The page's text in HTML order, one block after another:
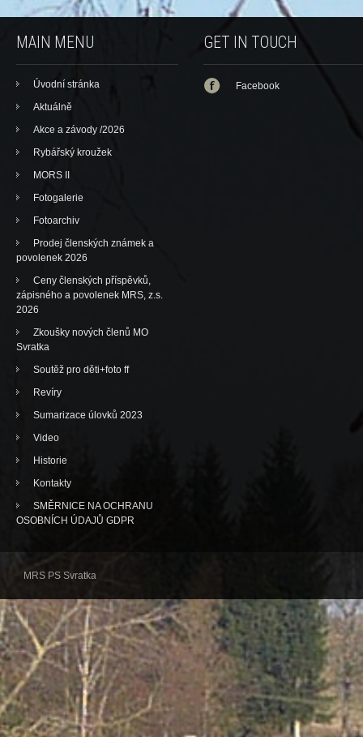
MAIN MENU
Úvodní stránka
Aktuálně
Akce a závody /2026
Rybářský kroužek
MORS II
Fotogalerie
Fotoarchiv
Prodej členských známek a
povolenek 2026
Ceny členských příspěvků,
zápisného a povolenek MRS, z.s.
2026
Zkoušky nových členů MO
Svratka
Soutěž pro děti+foto ff
Revíry
Sumarizace úlovků 2023
Video
Historie
Kontakty
SMĚRNICE NA OCHRANU
OSOBNÍCH ÚDAJŮ GDPR
GET IN TOUCH
Facebook
MRS PS Svratka